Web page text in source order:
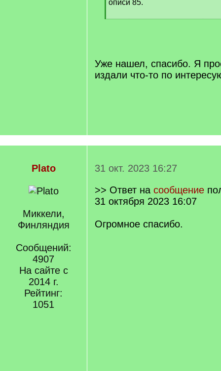
описи 85.
[
Уже нашел, спасибо. Я
издали что-то по
Plato
Миккели,
Финляндия
Сообщений:
4907
На сайте с
2014 г.
Рейтинг:
1051
31 окт. 2023 16:27
>> Ответ на сообщение
31 октября 2023 16:07
Огромное спасибо.